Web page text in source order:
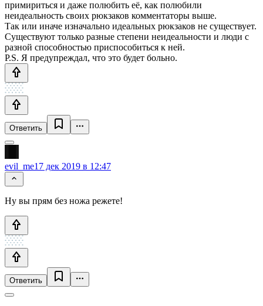
примириться и даже полюбить её, как полюбили
неидеальность своих рюкзаков комментаторы выше.
Так или иначе изначально идеальных рюкзаков не существует.
Существуют только разные степени неидеальности и люди с
разной способностью приспособиться к ней.
P.S. Я предупреждал, что это будет больно.
Ответить
evil_me17 дек 2019 в 12:47
Ну вы прям без ножа режете!
Ответить